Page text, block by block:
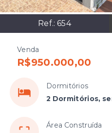
Ref.:654
Venda
R$950.000,00
Dormitórios
2 Dormitórios,
Área Construída